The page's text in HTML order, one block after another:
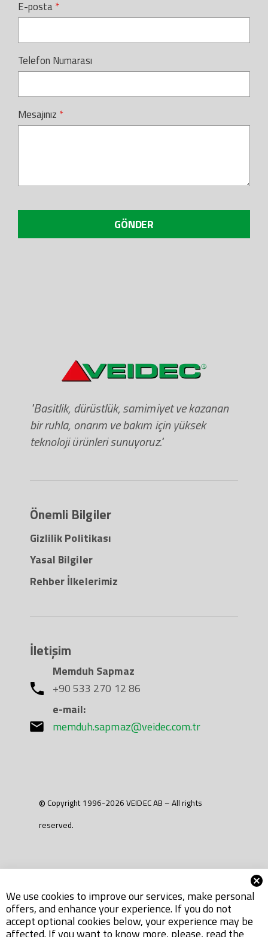
E-posta
Telefon Numarası
Mesajınız
GÖNDER
"Basitlik, dürüstlük, samimiyet ve kazanan
bir ruhla, onarım ve bakım için yüksek
teknoloji ürünleri sunuyoruz."
Önemli Bilgiler
Gizlilik Politikası
Yasal Bilgiler
Rehber İlkelerimiz
İletişim
Memduh Sapmaz
+90 533 270 12 86
e-mail:
memduh.sapmaz@veidec.com.tr
© Copyright 1996-2026 VEIDEC AB – All rights
reserved.
We use cookies to improve our services, make personal
offers, and enhance your experience. If you do not
accept optional cookies below, your experience may be
affected. If you want to know more, please, read the